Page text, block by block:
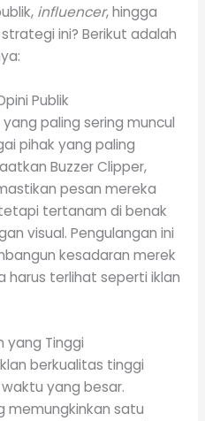
influencer, hingga
ini? Berikut adalah
Publik
paling sering muncul
pihak yang paling
Buzzer Clipper,
pesan mereka
tertanam di benak
visual. Pengulangan ini
kesadaran merek
harus terlihat seperti iklan
yang Tinggi
berkualitas tinggi
yang besar.
memungkinkan satu